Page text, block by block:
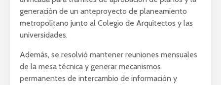
generación de un anteproyecto de planeamiento
metropolitano junto al Colegio de Arquitectos y las
universidades.
Además, se resolvió mantener reuniones mensuales
de la mesa técnica y generar mecanismos
permanentes de intercambio de información y